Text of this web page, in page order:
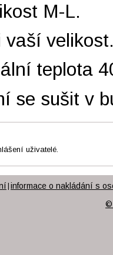
M-L.
vaší
teplota
se sušit v
uživatelé.
| informace o nakládání s
©